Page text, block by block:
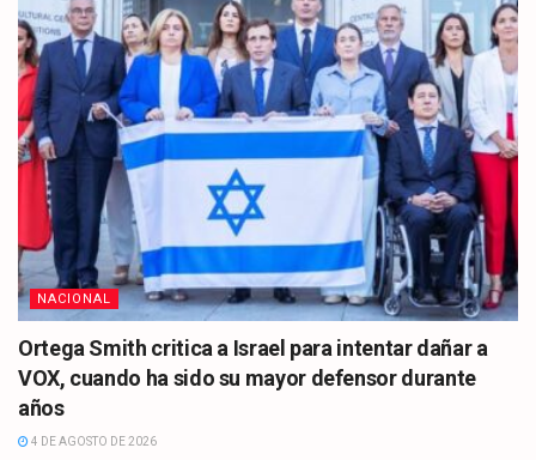
NACIONAL
Ortega Smith critica a Israel para intentar dañar a
VOX, cuando ha sido su mayor defensor durante
años
4 DE AGOSTO DE 2026